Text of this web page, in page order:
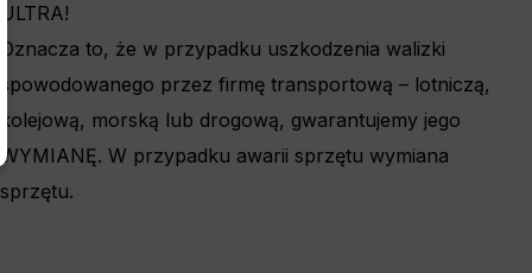
ULTRA!
Oznacza to, że w przypadku uszkodzenia walizki
spowodowanego przez firmę transportową – lotniczą,
kolejową, morską lub drogową, gwarantujemy jego
WYMIANĘ. W przypadku awarii sprzętu wymiana
sprzętu.